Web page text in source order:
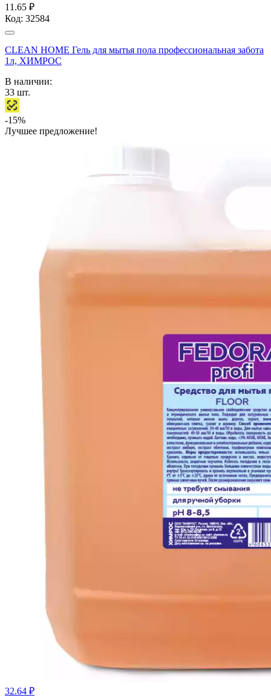
11.65 ₽
Код: 32584
CLEAN HOME Гель для мытья пола профессиональная забота
1л, ХИМРОС
В наличии:
33 шт.
-15%
Лучшее предложение!
32.64 ₽